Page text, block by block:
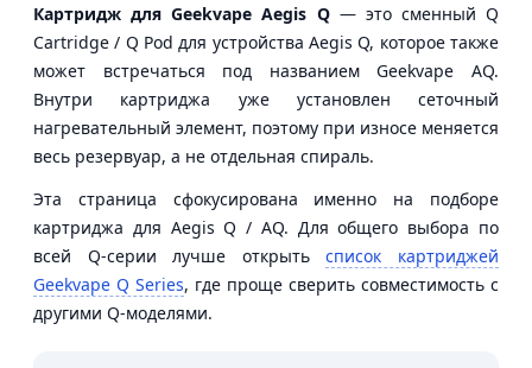
Картридж для Geekvape Aegis Q— это сменный Q
Cartridge / Q Pod для устройства Aegis Q, которое также
может встречаться под названием Geekvape AQ.
Внутри картриджа уже установлен сеточный
нагревательный элемент, поэтому при износе меняется
весь резервуар, а не отдельная спираль.
Эта страница сфокусирована именно на подборе
картриджа для Aegis Q / AQ. Для общего выбора по
всей Q-серии лучше открытьсписок картриджей
Geekvape Q Series, где проще сверить совместимость с
другими Q-моделями.